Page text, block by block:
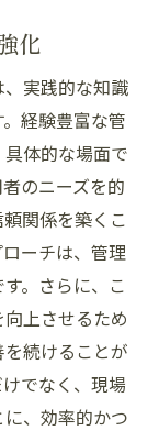
管理者のス
力の重要性
める方法
構築
工夫
応力
ダーシップ
の実践方法
ルアップ
化
実践的な知識
経験豊富な管
体的な場面で
のニーズを的
関係を築くこ
ーチは、管理
。さらに、こ
上させるため
続けることが
でなく、現場
、効率的かつ